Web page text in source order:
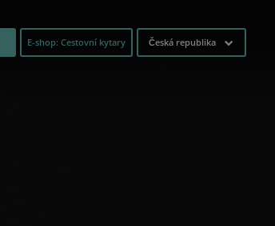
E-shop: Cestovní kytary Česká republika